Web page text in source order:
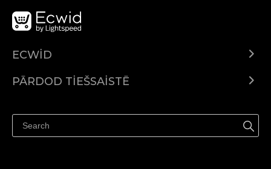
ECWID
Izcenojumi
PĀRDOD TIEŠSAISTĒ
Pārdod Facebook
Pārdod Instagram